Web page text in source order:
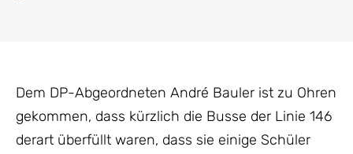
Dem DP-Abgeordneten André Bauler ist zu Ohren
gekommen, dass kürzlich die Busse der Linie 146
derart überfüllt waren, dass sie einige Schüler